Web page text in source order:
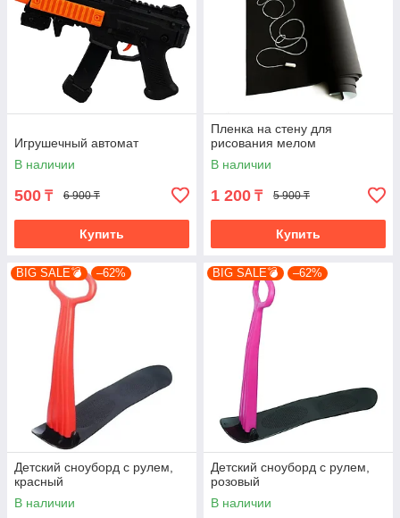
Игрушечный автомат
В наличии
500 ₸ 6 900 ₸
Купить
Пленка на стену для
рисования мелом
В наличии
1 200 ₸ 5 900 ₸
Купить
BIG SALE💣 –62%
Детский сноуборд с рулем,
красный
В наличии
BIG SALE💣 –62%
Детский сноуборд с рулем,
розовый
В наличии